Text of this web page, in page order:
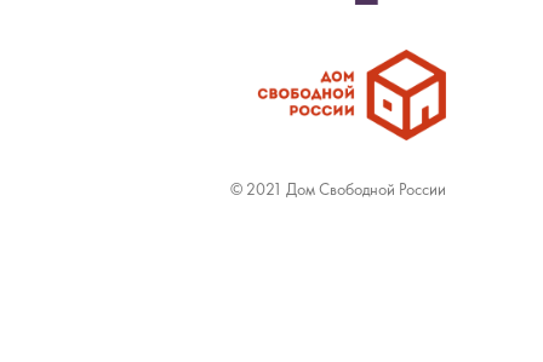
© 2021 Дом Свободной России